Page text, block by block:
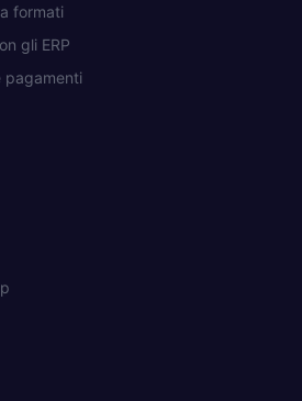
formati
gli ERP
pagamenti